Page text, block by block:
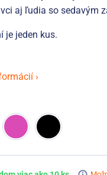
aj ľudia so sedavým
je jeden kus.
›